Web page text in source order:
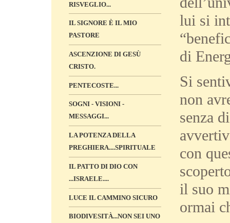
RISVEGLIO...
IL SIGNORE È IL MIO
PASTORE
ASCENZIONE DI GESÙ
CRISTO.
PENTECOSTE...
SOGNI - VISIONI -
MESSAGGI...
LA POTENZA DELLA
PREGHIERA....SPIRITUALE
IL PATTO DI DIO CON
...ISRAELE....
LUCE IL CAMMINO SICURO
BIODIVESITÀ...NON SEI UNO
lui si
di
Si
non
senza
con
il suo
ormai